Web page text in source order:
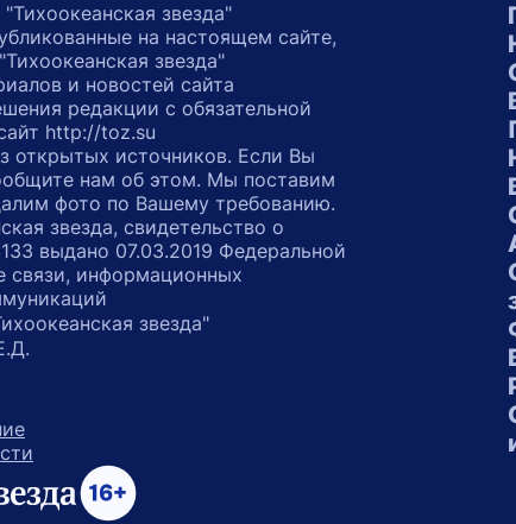
звезда"
на настоящем сайте,
звезда"
и новостей сайта
редакции с обязательной
http://toz.su
открытых источников. Если Вы
нам об этом. Мы поставим
фото по Вашему требованию.
звезда, свидетельство о
выдано 07.03.2019 Федеральной
связи, информационных
звезда"